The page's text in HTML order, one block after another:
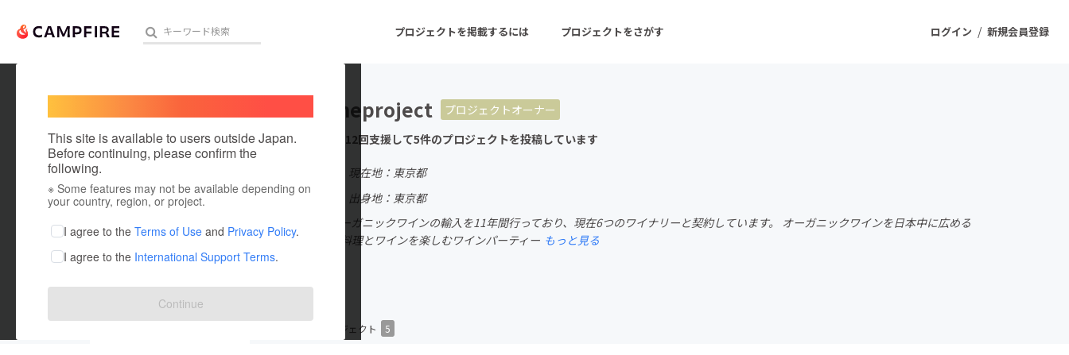
ログイン / 新規会員登録
プロジェクトを掲載するには プロジェクトをさがす
人気のプロジェクト 注目のリターン 注目の新着プロジェクト 募集終了が近いプロジェクト
アート・写真 音楽
テクノロジー・ガジェット
ゲーム・サービス開発 フード・飲食店
ファッション
映像・映画
ビジネス・起業
まちづくり・地域活性化
This site is available to users outside Japan.
Before continuing, please confirm the
following.
※ Some features may not be available depending on
your country, region, or project.
I agree to the Terms of Use and Privacy Policy.
I agree to the International Support Terms.
Continue
holywineproject
プロジェクトオーナー
これまでに12回支援して5件のプロジェクトを投稿しています
現在地：東京都
出身国：日本
出身地：東京都
イタリアのオーガニックワインの輸入を11年間行っており、現在6つのワイナリーと契約しています。 オーガニックワインを日本中に広める
べく美味しい料理とワインを楽しむワインパーティー もっと見る
プロジェクト 5